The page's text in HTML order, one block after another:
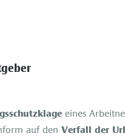
eines
auf denVerfall der